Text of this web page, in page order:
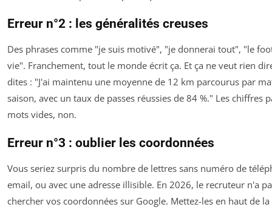
Erreur n°2 : les généralités creuses
Des phrases comme "je suis motivé", "je donnerai tout", "le
vie". Franchement, tout le monde écrit ça. Et ça ne veut rien
dites : "J'ai maintenu une moyenne de 12 km parcourus par
saison, avec un taux de passes réussies de 84 %." Les chiffres
mots vides, non.
Erreur n°3 : oublier les coordonnées
Vous seriez surpris du nombre de lettres sans numéro de
email, ou avec une adresse illisible. En 2026, le recruteur n'a
chercher vos coordonnées sur Google. Mettez-les en haut de